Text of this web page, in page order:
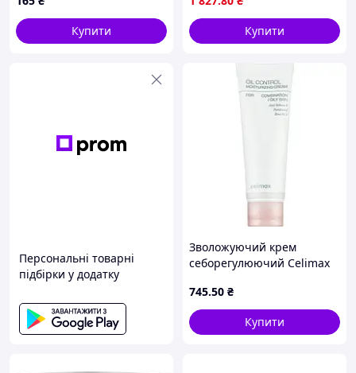
Купити
Bakuchiol 50 г
Купити
Персональні товарні
підбірки у додатку
Зволожуючий крем
себорегулюючий Celimax
Cream 80 мл
745.50 ₴
Купити